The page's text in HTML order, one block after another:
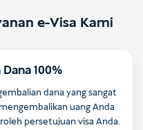
e-Visa Kami
100%
dana yang sangat
uang Anda
persetujuan visa Anda.